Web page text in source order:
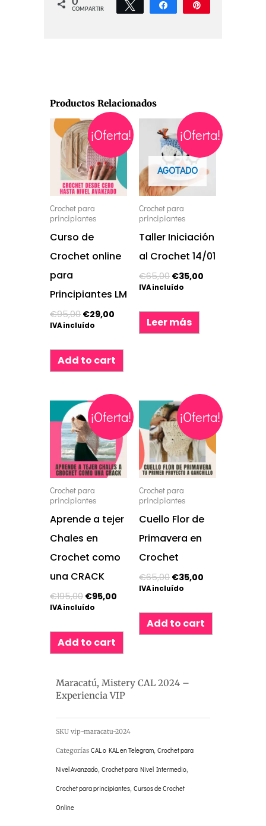
COMPARTIR
Twittear Compartir
Productos Relacionados
¡Oferta!
Crochet para
principiantes
Curso de
Crochet online
para
Principiantes LM
€95,00
El
precio
original
era:
€95,00.
€29,00
precio
actual
es:
€29,00.
IVA incluído
Add to cart
¡Oferta!
AGOTADO
Crochet para
principiantes
Taller Iniciación
al Crochet 14/01
€65,00
precio
original
era:
€65,00.
€35,00
precio
actual
es:
€35,00.
IVA incluído
Leer más
¡Oferta!
Crochet para
principiantes
Aprende a tejer
Chales en
Crochet como
una CRACK
€195,00
El
precio
original
era:
€195,00.
€95,00
precio
actual
es:
€95,00.
IVA incluído
Add to cart
¡Oferta!
Crochet para
principiantes
Cuello Flor de
Primavera en
Crochet
€65,00
El
precio
original
era:
€65,00.
€35,00
precio
actual
es:
€35,00.
IVA incluído
Add to cart
Maracatú, Mistery CAL 2024 –
Experiencia VIP
SKU vip-maracatu-2024
Categorías CAL o KAL en Telegram, Crochet para
Nivel Avanzado, Crochet para Nivel Intermedio,
Crochet para principiantes, Cursos de Crochet
Online